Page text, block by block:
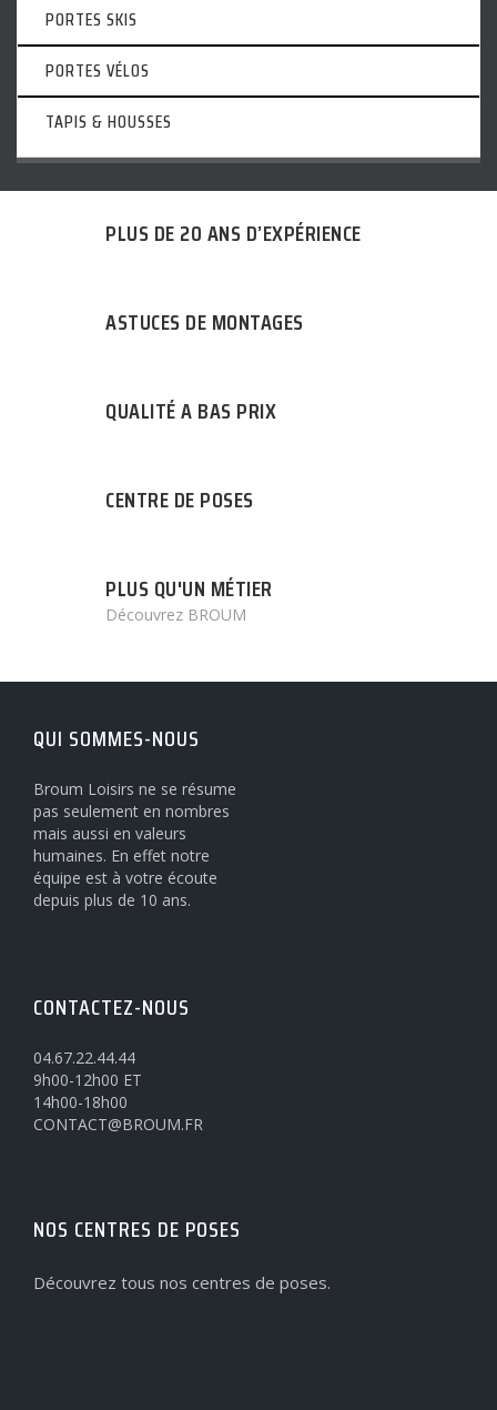
PORTES SKIS
PORTES VÉLOS
TAPIS & HOUSSES
PLUS DE 20 ANS D’EXPÉRIENCE
ASTUCES DE MONTAGES
QUALITÉ A BAS PRIX
CENTRE DE POSES
PLUS QU'UN MÉTIER
Découvrez BROUM
QUI SOMMES-NOUS
Broum Loisirs ne se résume
pas seulement en nombres
mais aussi en valeurs
humaines. En effet notre
équipe est à votre écoute
depuis plus de 10 ans.
CONTACTEZ-NOUS
04.67.22.44.44
9h00-12h00 ET
14h00-18h00
CONTACT@BROUM.FR
NOS CENTRES DE POSES
Découvrez tous nos centres de poses.